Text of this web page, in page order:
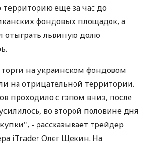
еще за час до
фондовых площадок, а
отыграть львиную долю
на украинском фондовом
на отрицательной территории.
проходило с гэпом вниз, после
во второй половине дня
- рассказывает трейдер
iTrader Олег Щекин. На